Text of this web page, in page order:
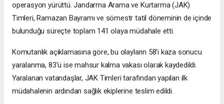
operasyon yürüttü. Jandarma Arama ve Kurtarma (JAK)
Timleri, Ramazan Bayramı ve sömestr tatil döneminin de içinde
bulunduğu süreçte toplam 141 olaya müdahale etti.
Komutanlık açıklamasına göre, bu olayların 58’i kaza sonucu
yaralanma, 83’ü ise mahsur kalma vakası olarak kaydedildi.
Yaralanan vatandaşlar, JAK Timleri tarafından yapılan ilk
müdahalenin ardından sağlık ekiplerine teslim edildi.